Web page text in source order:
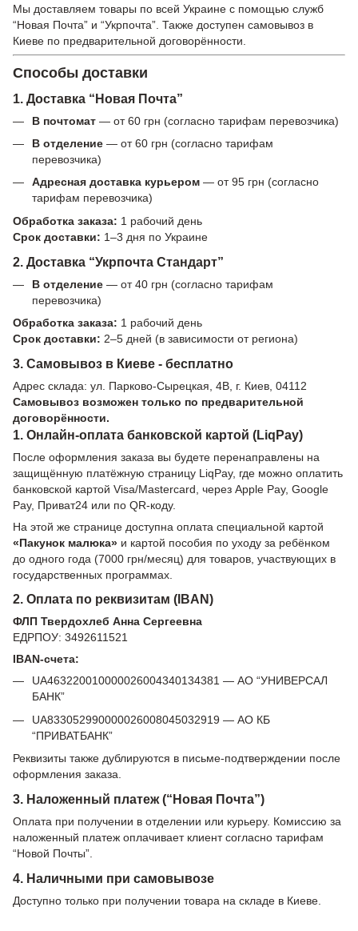
Мы доставляем товары по всей Украине с помощью служб
“Новая Почта” и “Укрпочта”. Также доступен самовывоз в
Киеве по предварительной договорённости.
Способы доставки
1. Доставка “Новая Почта”
В почтомат — от 60 грн (согласно тарифам перевозчика)
В отделение — от 60 грн (согласно тарифам
перевозчика)
Адресная доставка курьером — от 95 грн (согласно
тарифам перевозчика)
Обработка заказа: 1 рабочий день
Срок доставки: 1–3 дня по Украине
2. Доставка “Укрпочта Стандарт”
В отделение — от 40 грн (согласно тарифам
перевозчика)
Обработка заказа: 1 рабочий день
Срок доставки: 2–5 дней (в зависимости от региона)
3. Самовывоз в Киеве - бесплатно
Адрес склада: ул. Парково-Сырецкая, 4В, г. Киев, 04112
Самовывоз возможен только по предварительной
договорённости.
1. Онлайн-оплата банковской картой (LiqPay)
После оформления заказа вы будете перенаправлены на
защищённую платёжную страницу LiqPay, где можно оплатить
банковской картой Visa/Mastercard, через Apple Pay, Google
Pay, Приват24 или по QR-коду.
На этой же странице доступна оплата специальной картой
«Пакунок малюка» и картой пособия по уходу за ребёнком
до одного года (7000 грн/месяц) для товаров, участвующих в
государственных программах.
2. Оплата по реквизитам (IBAN)
ФЛП Твердохлеб Анна Сергеевна
ЕДРПОУ: 3492611521
IBAN-счета:
UA463220010000026004340134381 — АО “УНИВЕРСАЛ
БАНК”
UA833052990000026008045032919 — АО КБ
“ПРИВАТБАНК”
Реквизиты также дублируются в письме-подтверждении после
оформления заказа.
3. Наложенный платеж (“Новая Почта”)
Оплата при получении в отделении или курьеру. Комиссию за
наложенный платеж оплачивает клиент согласно тарифам
“Новой Почты”.
4. Наличными при самовывозе
Доступно только при получении товара на складе в Киеве.